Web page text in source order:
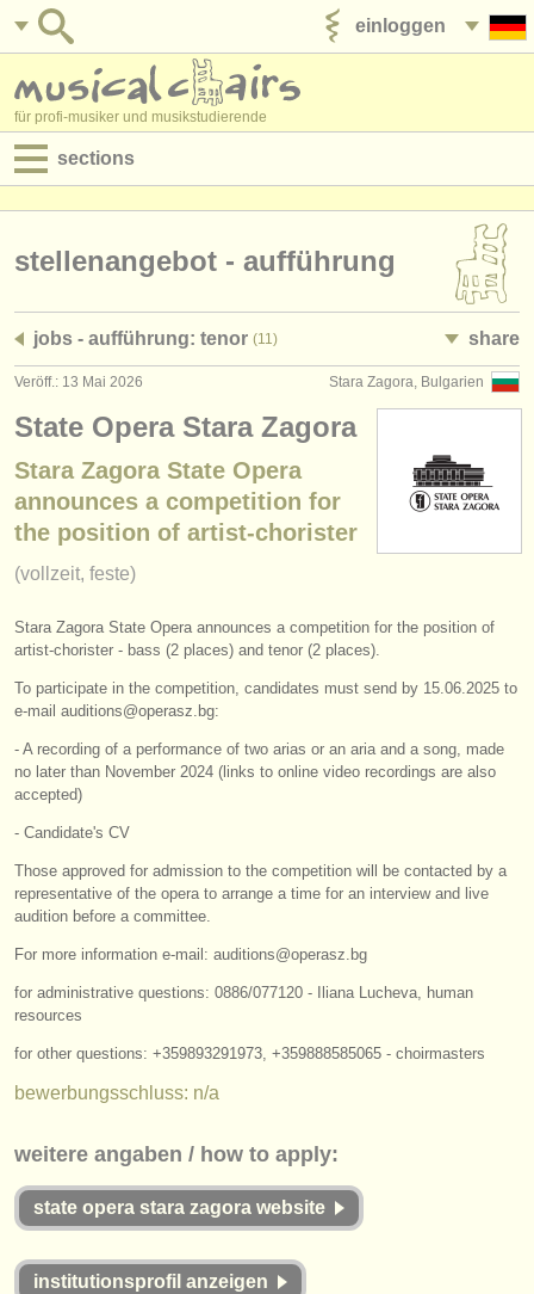
einloggen
für profi-musiker und musikstudierende
sections
jobs - verwaltung
musikwettbewerbe
verzeichnisse:
orchester
musikhochschulen
jugendorchester
musicalchairs:
über musicalchairs
rss feeds
verlage:
ATSfaq
einloggen
stellenangebot - aufführung
jobs - aufführung: tenor (11) share
Stara Zagora, Bulgarien
Veröff.: 13 Mai 2026
State Opera Stara Zagora
Stara Zagora State Opera
announces a competition for
the position of artist-chorister
(vollzeit, feste)
Stara Zagora State Opera announces a competition for the position of
artist-chorister - bass (2 places) and tenor (2 places).
To participate in the competition, candidates must send by 15.06.2025 to
e-mail auditions@operasz.bg:
- A recording of a performance of two arias or an aria and a song, made
no later than November 2024 (links to online video recordings are also
accepted)
- Candidate's CV
Those approved for admission to the competition will be contacted by a
representative of the opera to arrange a time for an interview and live
audition before a committee.
For more information e-mail: auditions@operasz.bg
for administrative questions: 0886/077120 - Iliana Lucheva, human
resources
for other questions: +359893291973, +359888585065 - choirmasters
bewerbungsschluss: n/a
weitere angaben / how to apply:
state opera stara zagora website
institutionsprofil anzeigen